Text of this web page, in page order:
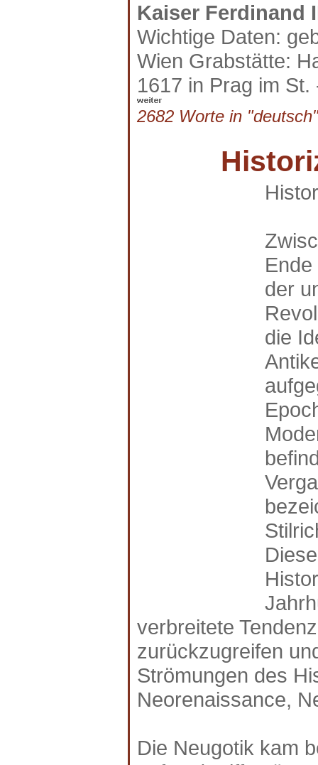
Kaiser Ferdinand
Wichtige Daten:
Wien Grabstätte:
1617 in Prag im
2682 Worte in
der
die
verbreitete
zurückzugreifen
Strömungen des
Neorenaissance,
Die Neugotik kam